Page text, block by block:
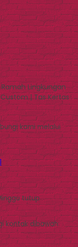
Lingkungan
| Tas Kertas
kami melalui
tutup
kontak dibawah: